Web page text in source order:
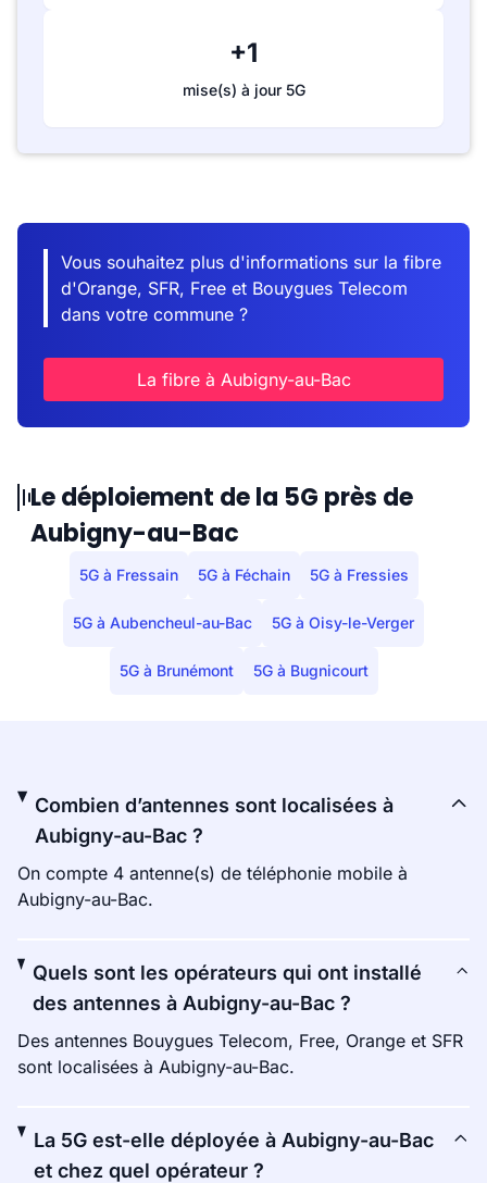
+1
mise(s) à jour 5G
Vous souhaitez plus d'informations sur la fibre
d'Orange, SFR, Free et Bouygues Telecom
dans votre commune ?
La fibre à Aubigny-au-Bac
Le déploiement de la 5G près de
Aubigny-au-Bac
5G à Fressain 5G à Féchain 5G à Fressies
5G à Aubencheul-au-Bac 5G à Oisy-le-Verger
5G à Brunémont 5G à Bugnicourt
Combien d’antennes sont localisées à
Aubigny-au-Bac ?
On compte 4 antenne(s) de téléphonie mobile à
Aubigny-au-Bac.
Quels sont les opérateurs qui ont installé
des antennes à Aubigny-au-Bac ?
Des antennes Bouygues Telecom, Free, Orange et SFR
sont localisées à Aubigny-au-Bac.
La 5G est-elle déployée à Aubigny-au-Bac
et chez quel opérateur ?